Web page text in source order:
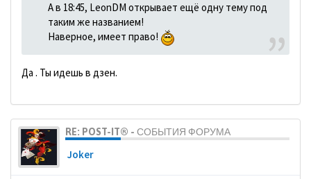
А в 18:45, LeonDM открывает ещё одну тему под
таким же названием!
Наверное, имеет право!
Да . Ты идешь в дзен.
RE: POST-IT® - СОБЫТИЯ ФОРУМА
Joker